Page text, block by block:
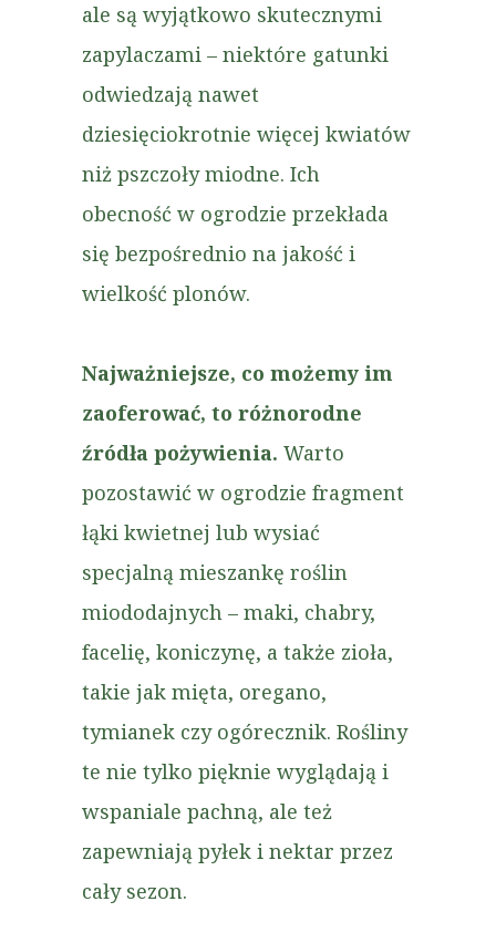
ale są wyjątkowo skutecznymi
zapylaczami – niektóre gatunki
odwiedzają nawet
dziesięciokrotnie więcej kwiatów
niż pszczoły miodne. Ich
obecność w ogrodzie przekłada
się bezpośrednio na jakość i
wielkość plonów.
Najważniejsze, co możemy im
zaoferować, to różnorodne
źródła pożywienia. Warto
pozostawić w ogrodzie fragment
łąki kwietnej lub wysiać
specjalną mieszankę roślin
miododajnych – maki, chabry,
facelię, koniczynę, a także zioła,
takie jak mięta, oregano,
tymianek czy ogórecznik. Rośliny
te nie tylko pięknie wyglądają i
wspaniale pachną, ale też
zapewniają pyłek i nektar przez
cały sezon.